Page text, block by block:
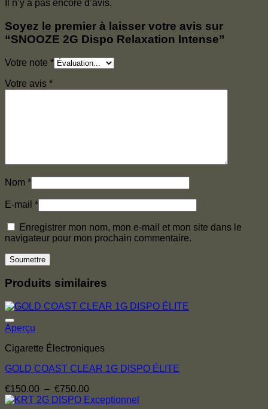
Il n’y a pas encore d’avis.
Soyez le premier à laisser votre avis sur
“SNOOZE 2G Dispo Relaxation Intense”
Votre note *
Votre avis *
Nom *
E-mail *
Enregistrer mon nom, mon e-mail et mon site dans le
navigateur pour mon prochain commentaire.
Produits similaires
Aperçu
Cigarette Électroniques
GOLD COAST CLEAR 1G DISPO ÉLITE
€150.00 – €750.00
de